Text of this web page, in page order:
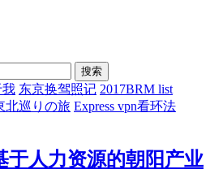
搜索
我 东京换驾照记 2017BRM list
北巡りの旅 Express vpn看环法
人力资源的朝阳产业